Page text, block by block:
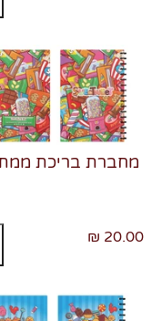
מחברת בריכת
20.00 ₪